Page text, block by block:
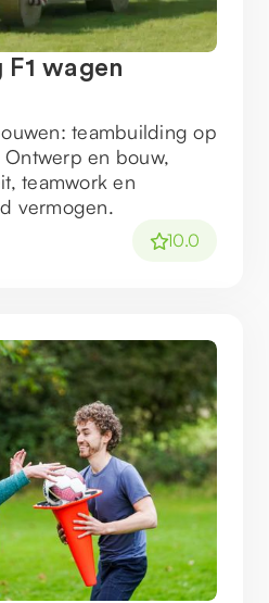
wagen
teambuilding op
en bouw,
teamwork en
vermogen.
10.0